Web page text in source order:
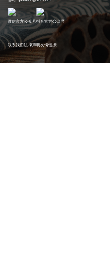
微信官方公众号抖音官方公众号
联系我们法律声明友情链接